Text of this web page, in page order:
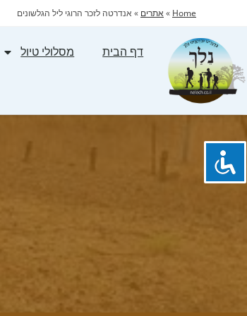
Home
» אתרים » אנדרטה לזכר הרוגי ליל הגלשונים
דף הבית מסלולי טיול